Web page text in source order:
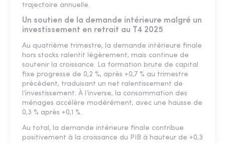
trajectoire annuelle.
Un soutien de la demande intérieure malgré un
investissement en retrait au T4 2025
Au quatrième trimestre, la demande intérieure finale
hors stocks ralentit légèrement, mais continue de
soutenir la croissance. La formation brute de capital
fixe progresse de 0,2 %, après +0,7 % au trimestre
précédent, traduisant un net ralentissement de
l’investissement. À l’inverse, la consommation des
ménages accélère modérément, avec une hausse de
0,3 % après +0,1 %.
Au total, la demande intérieure finale contribue
positivement à la croissance du PIB à hauteur de +0,3